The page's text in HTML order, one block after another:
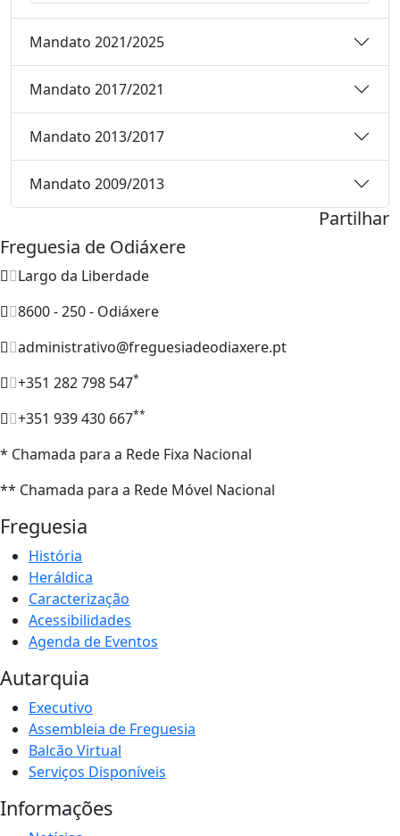
Mandato 2021/2025
Mandato 2017/2021
Mandato 2013/2017
Mandato 2009/2013
Partilhar
Freguesia de Odiáxere
Largo da Liberdade
8600 - 250 - Odiáxere
administrativo@freguesiadeodiaxere.pt
+351 282 798 547*
+351 939 430 667**
* Chamada para a Rede Fixa Nacional
** Chamada para a Rede Móvel Nacional
Freguesia
História
Heráldica
Caracterização
Acessibilidades
Agenda de Eventos
Autarquia
Executivo
Assembleia de Freguesia
Balcão Virtual
Serviços Disponíveis
Informações